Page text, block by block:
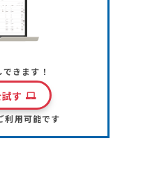
きます！
す
利用可能です